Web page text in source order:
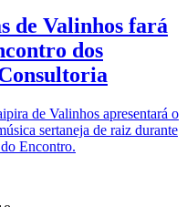
de Valinhos fará
dos
de Valinhos apresentará o
sertaneja de raiz durante
Encontro.